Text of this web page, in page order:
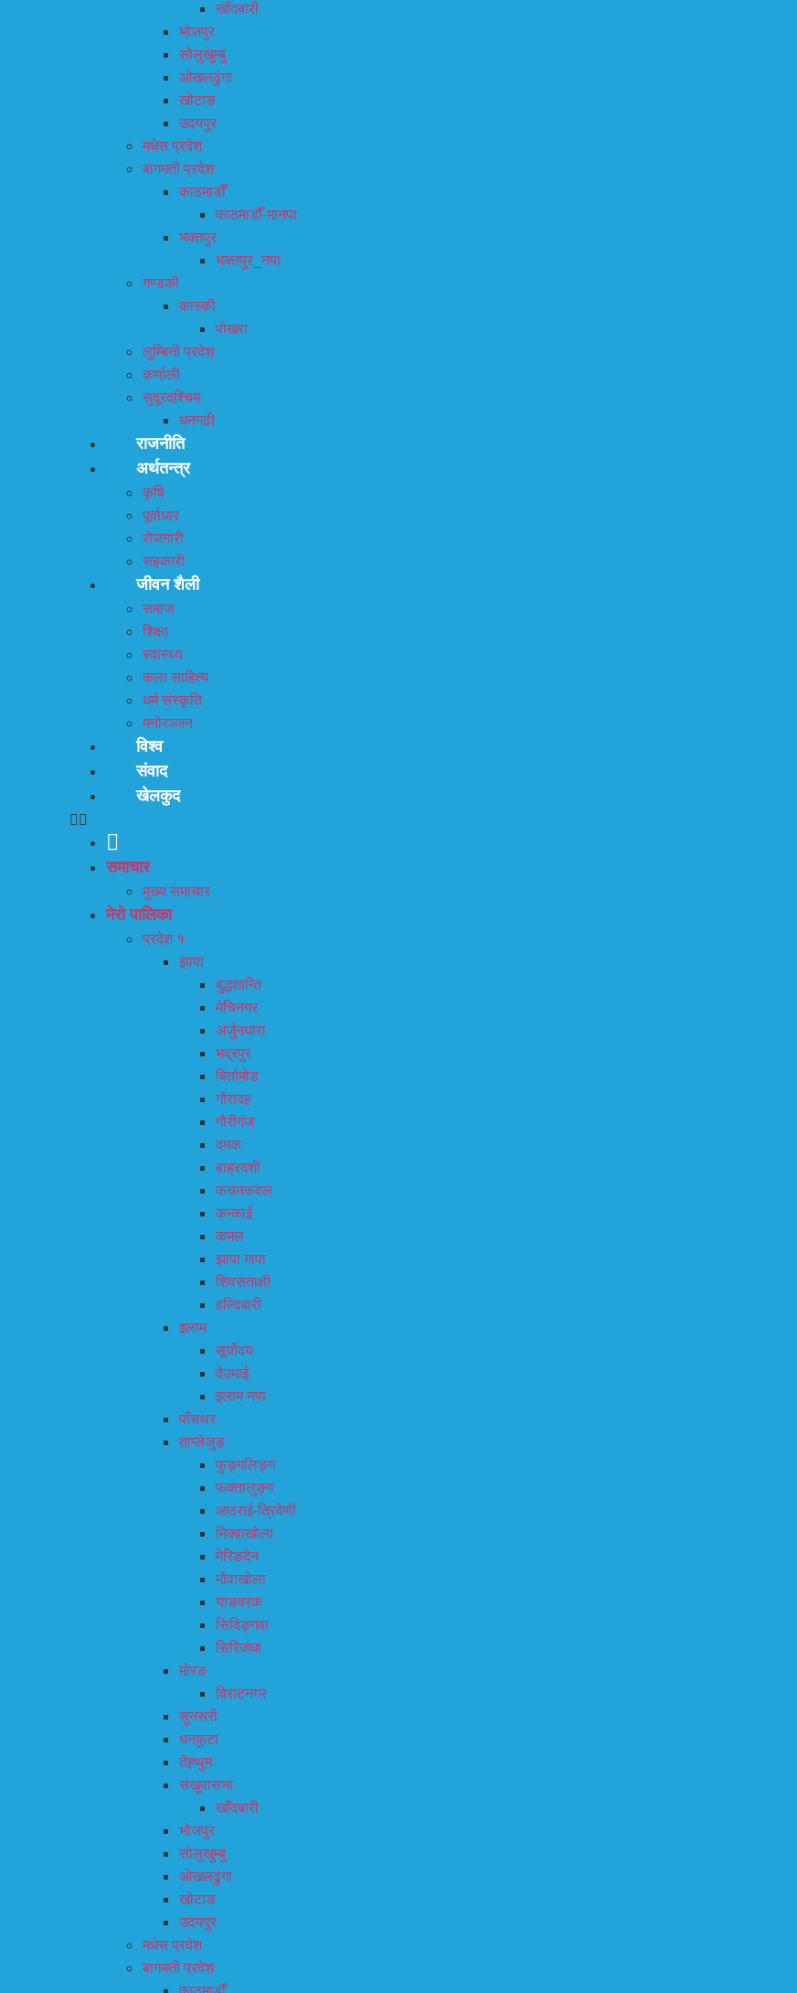
खाँदबारी
भोजपुर
सोलुखुम्बु
ओखलढुंगा
खोटाङ
उदयपुर
मधेस प्रदेश
बागमती प्रदेश
काठमाडौँ
काठमाडौँ-मानपा
भक्तपुर
भक्तपुर_नपा
गण्डकी
कास्की
पोखरा
लुम्बिनी प्रदेश
कर्णाली
सुदूरदश्चिम
धनगढी
राजनीति
अर्थतन्त्र
कृषि
पूर्वाधार
रोजगारी
सहकारी
जीवन शैली
समाज
शिक्षा
स्वास्थ्य
कला साहित्य
धर्म संस्कृति
मनोरञ्जन
विश्व
संवाद
खेलकुद
समाचार
मुख्य समाचार
मेरो पालिका
प्रदेश १
झापा
बुद्धशान्ति
मेचिनगर
अर्जुनधारा
भद्रपुर
बिर्तामोड
गौरादह
गौरीगंज
दमक
बाह्रदशी
कचनकवल
कन्काई
कमल
झापा गापा
शिवसताक्षी
हल्दिबारी
इलाम
सूर्योदय
देउमाई
इलाम नपा
पाँचथर
ताप्लेजुङ
फुङ्गलिङ्ग
फक्तालुङ्ग
आठराई-त्रिवेणी
मिक्वाखोला
मेरिङदेन
मौवाखोला
याङवरक
सिदिङ्गवा
सिरिजंघा
मोरङ
विराटनगर
सुनसरी
धनकुटा
तेह्थुम
संखुवासभा
खाँदबारी
भोजपुर
सोलुखुम्बु
ओखलढुंगा
खोटाङ
उदयपुर
मधेस प्रदेश
बागमती प्रदेश